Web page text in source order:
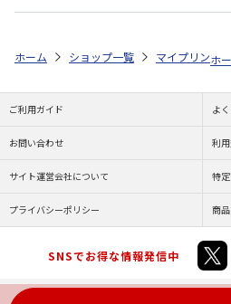
ホーム ショップ一覧 マイプリント
ホ
ご利用ガイド よ
お問い合わせ 利
サイト運営会社について 特
プライバシーポリシー 商
SNSでお得な情報発信中